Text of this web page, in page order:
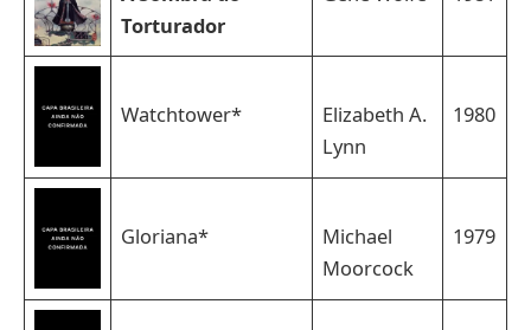
Torturador
Watchtower*
Elizabeth A.
Lynn
1980
Gloriana*
Michael
Moorcock
1979